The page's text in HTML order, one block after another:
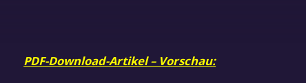
PDF-Download-Artikel – Vorschau: